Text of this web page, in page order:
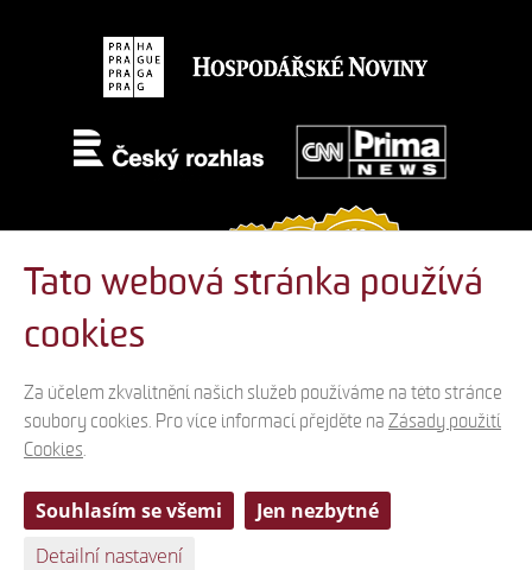
© 2012-2026 Divadlo na Vinohradech, design by Media Solution
Licence Creative Commons
- Uvedená práce (dílo) podléhá licenci
Creative Commons - Uveďte autora - Nezasahujte do díla 3.0 Česko
Tato webová stránka používá
cookies
Za účelem zkvalitnění našich služeb používáme na této stránce
soubory cookies. Pro více informací přejděte na Zásady použití
Cookies.
Souhlasím se všemi
Jen nezbytné
Detailní nastavení